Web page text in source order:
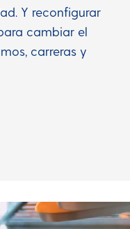
Y reconfigurar
cambiar el
carreras y